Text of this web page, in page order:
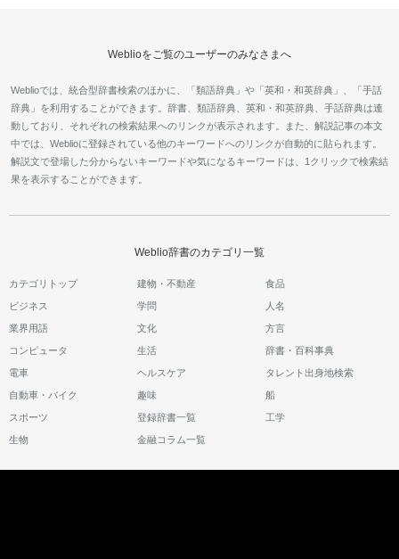
Weblioをご覧のユーザーのみなさまへ
Weblioでは、統合型辞書検索のほかに、「類語辞典」や「英和・和英辞典」、「手話
辞典」を利用することができます。辞書、類語辞典、英和・和英辞典、手話辞典は連
動しており、それぞれの検索結果へのリンクが表示されます。また、解説記事の本文
中では、Weblioに登録されている他のキーワードへのリンクが自動的に貼られます。
解説文で登場した分からないキーワードや気になるキーワードは、1クリックで検索結
果を表示することができます。
Weblio辞書のカテゴリ一覧
カテゴリトップ 建物・不動産 食品
ビジネス 学問 人名
業界用語 文化 方言
コンピュータ 生活 辞書・百科事典
電車 ヘルスケア タレント出身地検索
自動車・バイク 趣味 船
スポーツ 登録辞書一覧 工学
生物 金融コラム一覧